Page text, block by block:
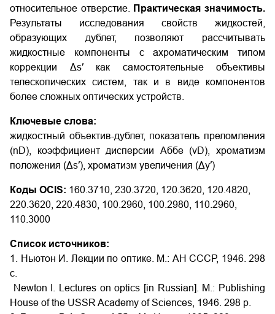
относительное отверстие.
Практическая значимость.
Результаты исследования свойств жидкостей,
образующих дублет, позволяют рассчитывать
жидкостные компоненты с ахроматическим типом
коррекции Δs′ как самостоятельные объективы
телескопических систем, так и в виде компонентов
более сложных оптических устройств.
Ключевые слова:
жидкостный объектив-дублет, показатель преломления
(nD), коэффициент дисперсии Аббе (νD), хроматизм
положения (Δs′), хроматизм увеличения (Δy′)
Коды OCIS: 160.3710, 230.3720, 120.3620, 120.4820,
220.3620, 220.4830, 100.2960, 100.2980, 110.2960,
110.3000
Список источников:
1. Ньютон И. Лекции по оптике. М.: АН СССР, 1946. 298
с.
Newton I. Lectures on optics [in Russian]. M.: Publishing
House of the USSR Academy of Sciences, 1946. 298 p.